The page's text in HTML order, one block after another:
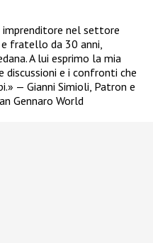
nel settore
fratello da 30 anni,
A lui esprimo la mia
e i confronti che
— Gianni Simioli, Patron e
Gennaro World